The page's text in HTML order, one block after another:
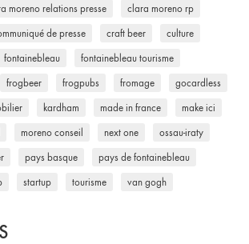
moreno relations presse clara moreno rp
de presse craft beer culture
fontainebleau fontainebleau tourisme
frogbeer frogpubs fromage gocardless
kardham made in france make ici
moreno conseil next one ossau-iraty
pays basque pays de fontainebleau
startup tourisme van gogh